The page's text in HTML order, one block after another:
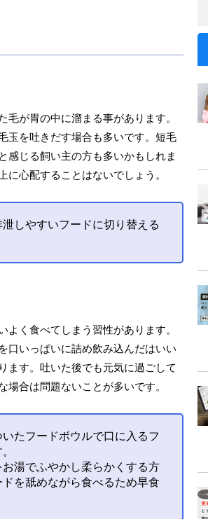
が胃の中に溜まる事があります。
玉を吐きだす場合も多いです。短毛
感じる飼い主の方も多いかもしれま
心配することはないでしょう。
しやすいフードに切り替える
く食べてしまう習性があります。
口いっぱいに詰め飲み込んだはいい
ます。吐いた後でも元気に過ごして
合は問題ないことが多いです。
たフードボウルで口に入るフ
湯でふやかし柔らかくする方
を舐めながら食べるため早食